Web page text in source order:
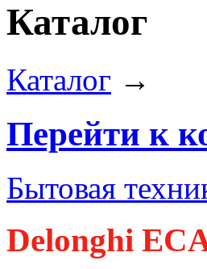
Каталог
Каталог →
Перейти к
Бытовая
Delonghi